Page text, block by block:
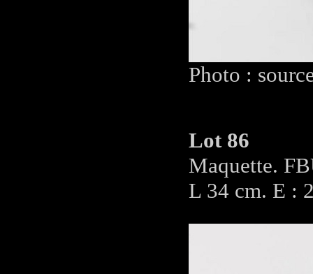
Photo :
Lot 86
Maquette.
L 34 cm. E :